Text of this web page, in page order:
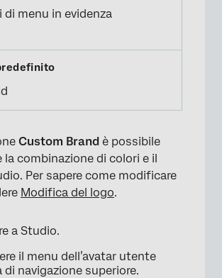
di menu in evidenza
Custom Brand è possibile
la combinazione di colori e il
Per sapere come modificare
Modifica del logo.
a Studio.
il menu dell’avatar utente
di navigazione superiore.